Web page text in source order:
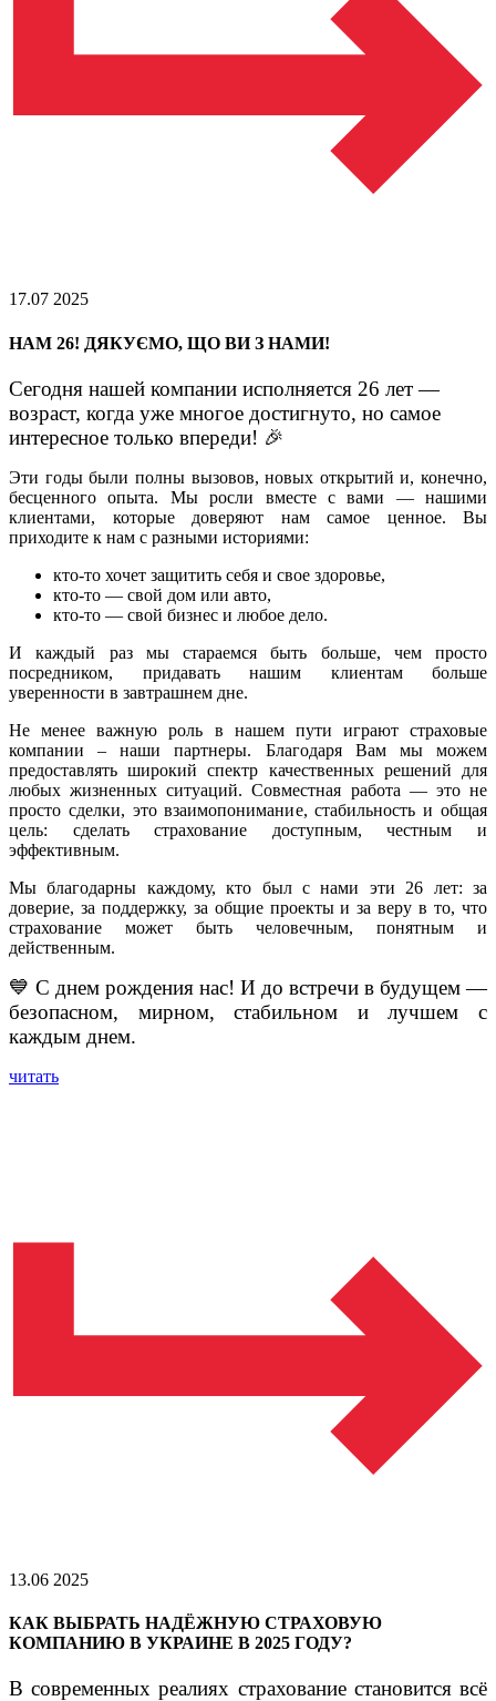
17.07 2025
НАМ 26! ДЯКУЄМО, ЩО ВИ З НАМИ!
Cегодня нашей компании исполняется 26 лет —
возраст, когда уже многое достигнуто, но самое
интересное только впереди! 🎉
Эти годы были полны вызовов, новых открытий и, конечно,
бесценного опыта. Мы росли вместе с вами — нашими
клиентами, которые доверяют нам самое ценное. Вы
приходите к нам с разными историями:
кто-то хочет защитить себя и свое здоровье,
кто-то — свой дом или авто,
кто-то — свой бизнес и любое дело.
И каждый раз мы стараемся быть больше, чем просто
посредником, придавать нашим клиентам больше
уверенности в завтрашнем дне.
Не менее важную роль в нашем пути играют страховые
компании – наши партнеры. Благодаря Вам мы можем
предоставлять широкий спектр качественных решений для
любых жизненных ситуаций. Совместная работа — это не
просто сделки, это взаимопонимание, стабильность и общая
цель: сделать страхование доступным, честным и
эффективным.
Мы благодарны каждому, кто был с нами эти 26 лет: за
доверие, за поддержку, за общие проекты и за веру в то, что
страхование может быть человечным, понятным и
действенным.
💙 С днем ​​рождения нас! И до встречи в будущем —
безопасном, мирном, стабильном и лучшем с
каждым днем.
читать
13.06 2025
КАК ВЫБРАТЬ НАДЁЖНУЮ СТРАХОВУЮ
КОМПАНИЮ В УКРАИНЕ В 2025 ГОДУ?
В современных реалиях страхование становится всё